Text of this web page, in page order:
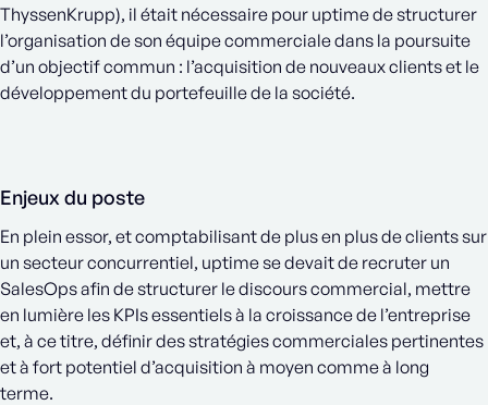
ThyssenKrupp), il était nécessaire pour uptime de structurer
l’organisation de son équipe commerciale dans la poursuite
d’un objectif commun : l’acquisition de nouveaux clients et le
développement du portefeuille de la société.
Enjeux du poste
En plein essor, et comptabilisant de plus en plus de clients sur
un secteur concurrentiel, uptime se devait de recruter un
SalesOps afin de structurer le discours commercial, mettre
en lumière les KPIs essentiels à la croissance de l’entreprise
et, à ce titre, définir des stratégies commerciales pertinentes
et à fort potentiel d’acquisition à moyen comme à long
terme.